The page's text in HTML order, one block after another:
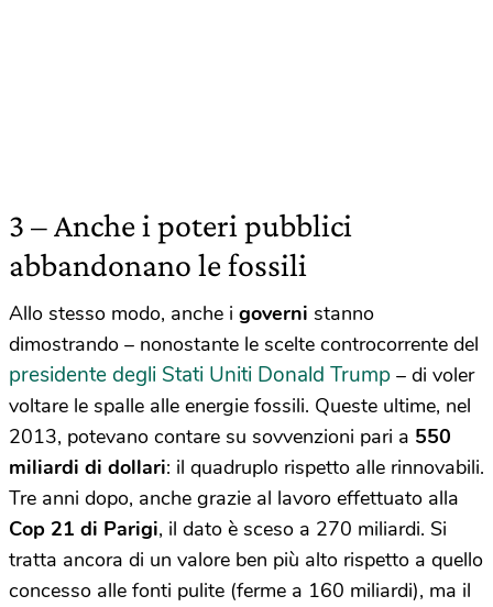
3 – Anche i poteri pubblici
abbandonano le fossili
Allo stesso modo, anche i governi stanno
dimostrando – nonostante le scelte controcorrente del
presidente degli Stati Uniti Donald Trump – di voler
voltare le spalle alle energie fossili. Queste ultime, nel
2013, potevano contare su sovvenzioni pari a 550
miliardi di dollari: il quadruplo rispetto alle rinnovabili.
Tre anni dopo, anche grazie al lavoro effettuato alla
Cop 21 di Parigi, il dato è sceso a 270 miliardi. Si
tratta ancora di un valore ben più alto rispetto a quello
concesso alle fonti pulite (ferme a 160 miliardi), ma il